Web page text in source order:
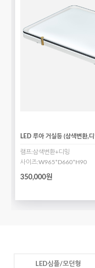
LED 루아 거실등 (삼색변환,
램프:삼색변환+디밍
사이즈:W965*D660*H90
350,000원
LED심플/모던형